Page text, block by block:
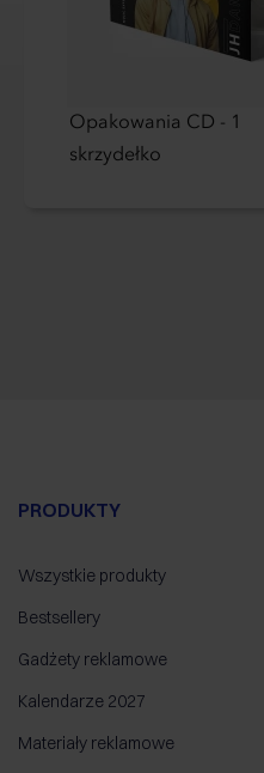
Opakowania CD - 1
skrzydełko
PRODUKTY
Wszystkie produkty
Bestsellery
Gadżety reklamowe
Kalendarze 2027
Materiały reklamowe